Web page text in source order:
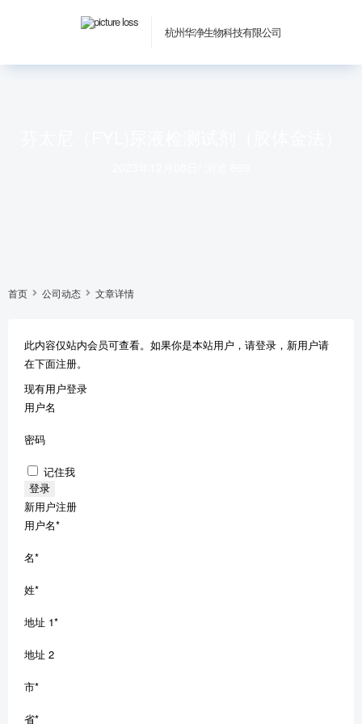
杭州华净生物科技有限公司
首页 公司动态 文章详情
此内容仅站内会员可查看。如果你是本站用户，请登录，新用户请
在下面注册。
现有用户登录
用户名
密码
记住我
新用户注册
用户名*
名*
姓*
地址 1*
地址 2
市*
省*